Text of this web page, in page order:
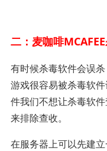
二：麦咖啡
有时候杀毒软件会误
游戏很容易被杀毒软
件我们不想让杀毒软
来排除查收。
在服务器上可以先建